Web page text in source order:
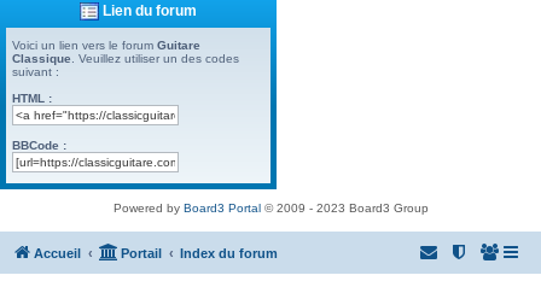
Lien du forum
Voici un lien vers le forum Guitare
Classique . Veuillez utiliser un des codes
suivant :
HTML :
BBCode :
Powered by Board3 Portal© 2009 - 2023 Board3 Group
Accueil Portail Index du forum